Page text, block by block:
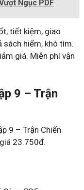
Ngục PDF
tiết kiệm, giao
sách hiếm, khó tìm.
giá. Miễn phí vận
9 – Trận
9 – Trận Chiến
23.750đ.